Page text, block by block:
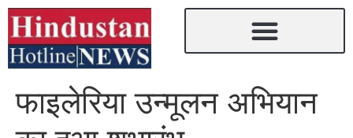
फाइलेरिया उन्मूलन अभियान